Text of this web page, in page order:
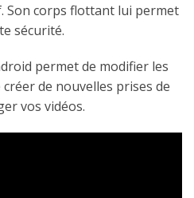
Son corps flottant lui permet
sécurité.
permet de modifier les
de nouvelles prises de
vos vidéos.